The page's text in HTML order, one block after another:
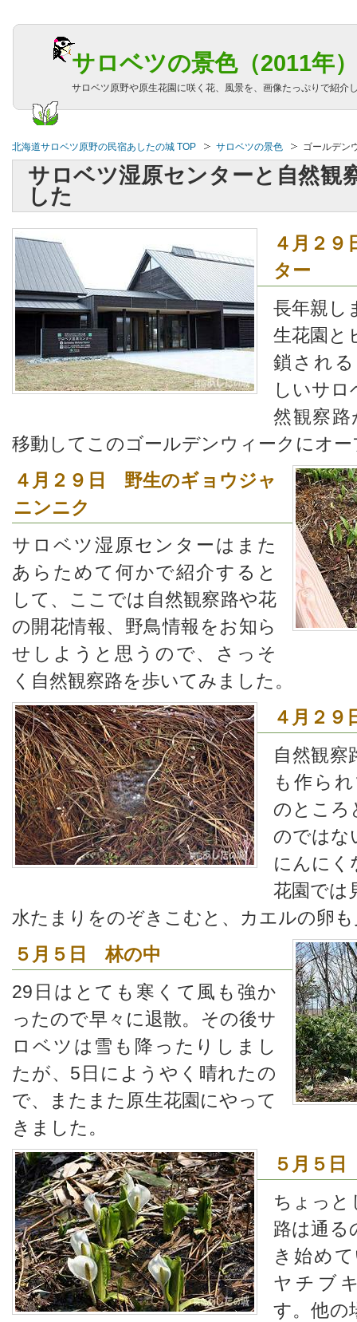
北海道サロベツ原野の民宿あしたの城 TOP サロベツの景色 ゴールデン
サロベツ湿原センターと自然観
した
４月２
ター
長年親し
生花園と
鎖され
しいサロ
然観察
移動してこのゴールデンウィークにオ
４月２９日 野生のギョウジャ
ニンニク
サロベツ湿原センターはまた
あらためて何かで紹介すると
して、ここでは自然観察路や花
の開花情報、野鳥情報をお知ら
せしようと思うので、さっそ
く自然観察路を歩いてみました。
４月２
自然観察
も作ら
のところ
のではな
にんにく
花園では
水たまりをのぞきこむと、カエルの卵
５月５日 林の中
29日はとても寒くて風も強か
ったので早々に退散。その後サ
ロベツは雪も降ったりしまし
たが、5日にようやく晴れたの
で、またまた原生花園にやって
きました。
５月５
ちょっと
路は通る
き始め
ヤチブ
す。他の
サロベツの景色（2011年）
サロベツ原野や原生花園に咲く花、風景を、画像たっぷりで紹介